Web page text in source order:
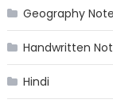
Geography
Handwritten
Hindi